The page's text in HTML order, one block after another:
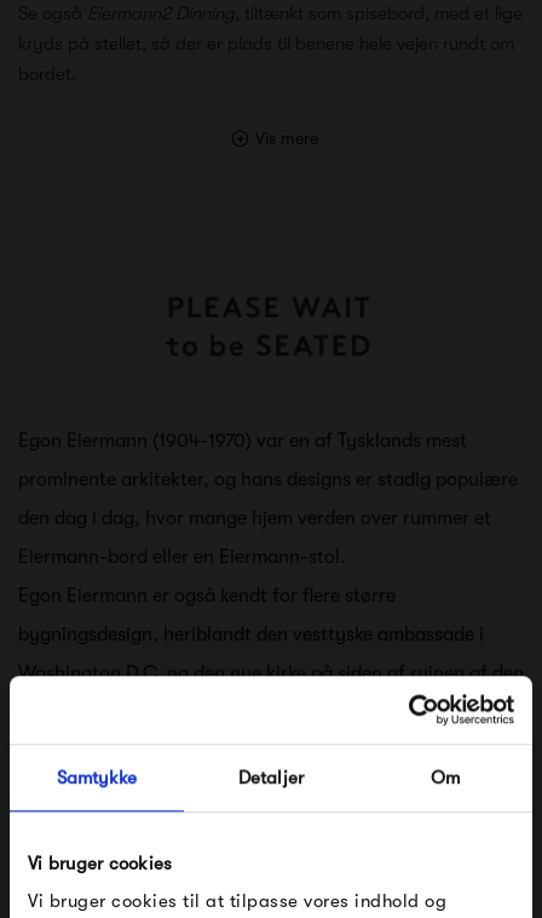
Samtykke Detaljer Om
Vi bruger cookies
Vi bruger cookies til at tilpasse vores indhold og
Se også Eiermann2 Dinning, tiltænkt som spisebord, med et lige
kryds på stellet, så der er plads til benene hele vejen rundt om
bordet.
Vis mere
Egon Eiermann (1904-1970) var en af Tysklands mest
prominente arkitekter, og hans designs er stadig populære
den dag i dag, hvor mange hjem verden over rummer et
Eiermann-bord eller en Eiermann-stol.
Egon Eiermann er også kendt for flere større
bygningsdesign, heriblandt den vesttyske ambassade i
Washington D.C. og den nye kirke på siden af ruinen af den
oprindelige Kaiser-Wilhelm-Gedächtniskirsche i Berlin.
Egon Eiermann er således en internationalt anerkendt
arkitekt, der har høstet meget ros for sit designarbejde